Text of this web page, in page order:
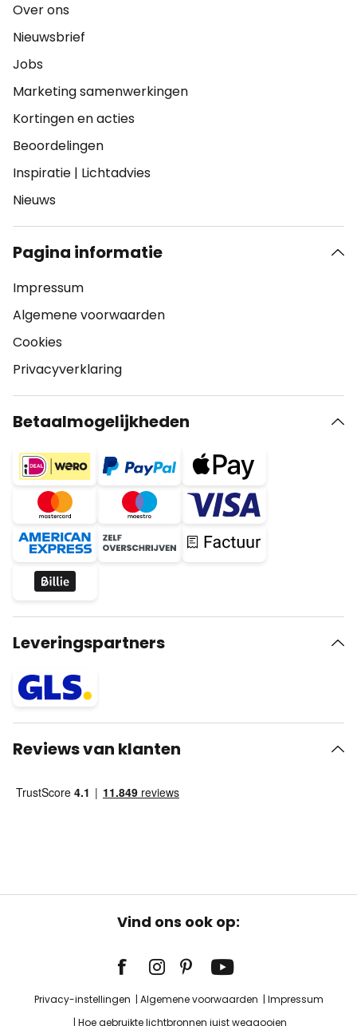
Over ons
Nieuwsbrief
Jobs
Marketing samenwerkingen
Kortingen en acties
Beoordelingen
Inspiratie | Lichtadvies
Nieuws
Pagina informatie
Impressum
Algemene voorwaarden
Cookies
Privacyverklaring
Betaalmogelijkheden
Leveringspartners
Reviews van klanten
Vind ons ook op:
Privacy-instellingen Algemene voorwaarden
Impressum
Hoe gebruikte lichtbronnen juist weggooien